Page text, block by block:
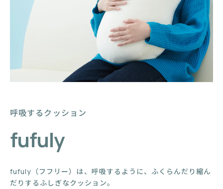
呼吸するクッション
fufuly
fufuly（フフリー）は、呼吸するように、ふくらんだり縮ん
だりするふしぎなクッション。